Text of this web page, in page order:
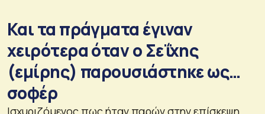
Και τα πράγματα έγιναν
χειρότερα όταν ο Σεΐχης
(εμίρης) παρουσιάστηκε ως…
σοφέρ